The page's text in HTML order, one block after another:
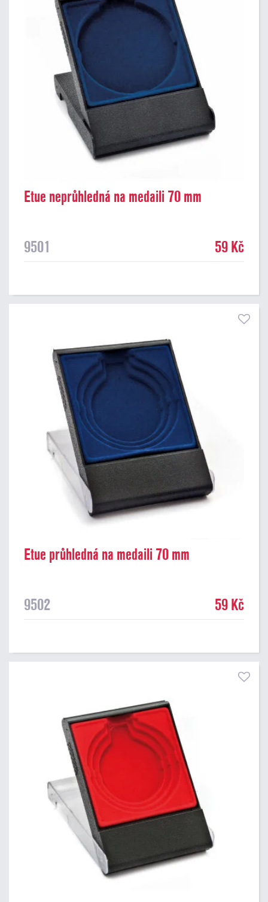
Etue neprůhledná na medaili 70 mm
9501 59 Kč
Etue průhledná na medaili 70 mm
9502 59 Kč